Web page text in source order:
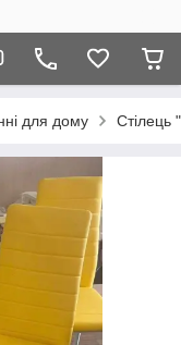
для дому Стілець